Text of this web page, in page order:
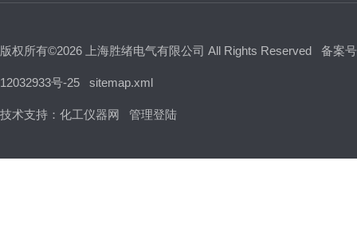
版权所有©2026 上海胜绪电气有限公司 All Rights Reserved 备案
12032933号-25 sitemap.xml
技术支持： 化工仪器网 管理登陆